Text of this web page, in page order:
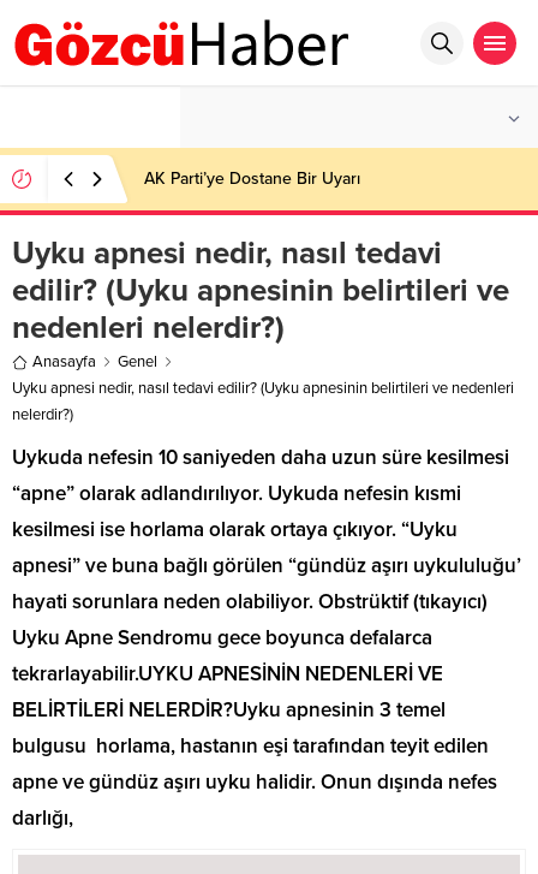
AK Parti’ye Dostane Bir Uyarı
Uyku apnesi nedir, nasıl tedavi
edilir? (Uyku apnesinin belirtileri ve
nedenleri nelerdir?)
Anasayfa
Genel
Uyku apnesi nedir, nasıl tedavi edilir? (Uyku apnesinin belirtileri ve nedenleri
nelerdir?)
Uykuda nefesin 10 saniyeden daha uzun süre kesilmesi
“apne” olarak adlandırılıyor. Uykuda nefesin kısmi
kesilmesi ise horlama olarak ortaya çıkıyor. “Uyku
apnesi” ve buna bağlı görülen “gündüz aşırı uykululuğu’
hayati sorunlara neden olabiliyor. Obstrüktif (tıkayıcı)
Uyku Apne Sendromu gece boyunca defalarca
tekrarlayabilir.UYKU APNESİNİN NEDENLERİ VE
BELİRTİLERİ NELERDİR?Uyku apnesinin 3 temel
bulgusu horlama, hastanın eşi tarafından teyit edilen
apne ve gündüz aşırı uyku halidir. Onun dışında nefes
darlığı,